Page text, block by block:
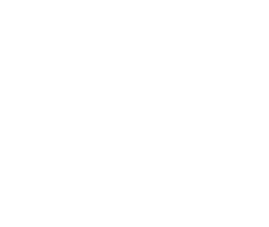
sur Linkedin